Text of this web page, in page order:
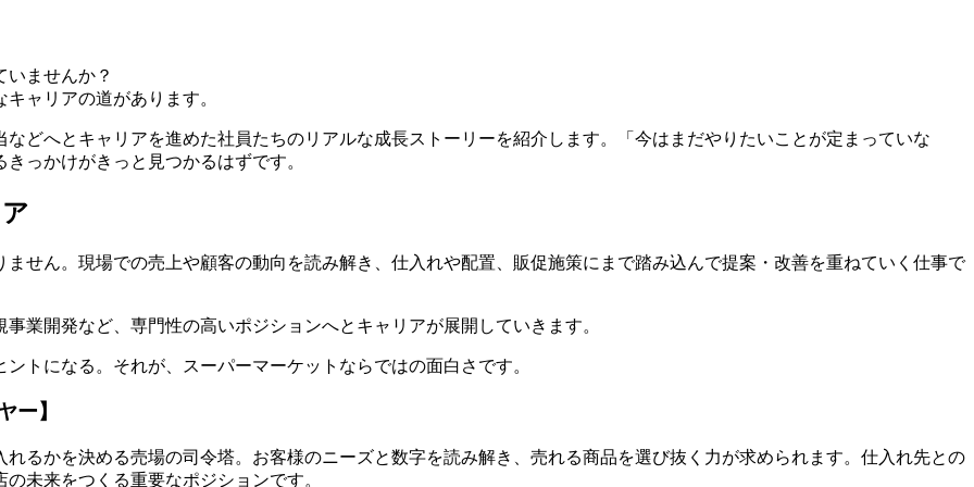
ませんか？
キャリアの道があります。
どへとキャリアを進めた社員たちのリアルな成長ストーリーを紹介します。「今はまだやりたいことが定まっていな
きっかけがきっと見つかるはずです。
せん。現場での売上や顧客の動向を読み解き、仕入れや配置、販促施策にまで踏み込んで提案・改善を重ねていく仕事で
業開発など、専門性の高いポジションへとキャリアが展開していきます。
トになる。それが、スーパーマーケットならではの面白さです。
ー】
るかを決める売場の司令塔。 お客様のニーズと数字を読み解き、売れる商品を選び抜く力が求められます。仕入れ先との
未来をつくる重要なポジションです。